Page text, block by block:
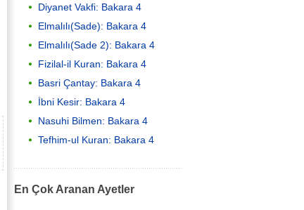
Diyanet Vakfi: Bakara 4
Elmalılı(Sade): Bakara 4
Elmalılı(Sade 2): Bakara 4
Fizilal-il Kuran: Bakara 4
Basri Çantay: Bakara 4
İbni Kesir: Bakara 4
Nasuhi Bilmen: Bakara 4
Tefhim-ul Kuran: Bakara 4
En Çok Aranan Ayetler